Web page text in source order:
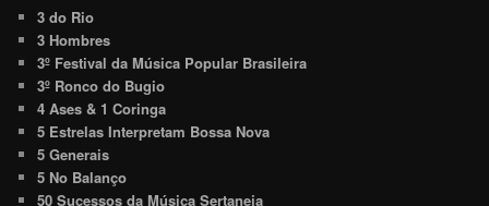
3 do Rio
3 Hombres
3º Festival da Música Popular Brasileira
3º Ronco do Bugio
4 Ases & 1 Coringa
5 Estrelas Interpretam Bossa Nova
5 Generais
5 No Balanço
50 Sucessos da Música Sertaneja